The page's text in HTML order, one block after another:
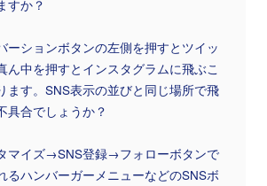
すか？
ーションボタンの左側を押すとツイッ
ん中を押すとインスタグラムに飛ぶこ
ます。SNS表示の並びと同じ場所で飛
具合でしょうか？
マイズ→SNS登録→フォローボタンで
るハンバーガーメニューなどのSNSボ